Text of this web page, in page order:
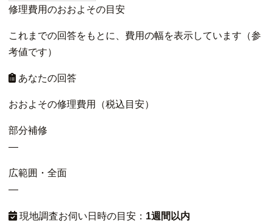
修理費用のおおよその目安
これまでの回答をもとに、費用の幅を表示しています（参
考値です）
あなたの回答
おおよその修理費用（税込目安）
部分補修
—
広範囲・全面
—
現地調査お伺い日時の目安： 1週間以内